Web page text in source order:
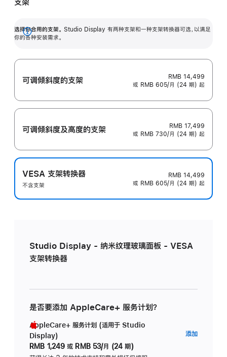
选择你合用的支架。 Studio Display 有两种支架和一种支架转换器可选，以满足
你的各种安装需求。
展
可调倾斜度的支架
RMB 14,499
或 RMB 605/月 (24 期) 起
可调倾斜度及高‍度的支‍架
RMB 17,499
或 RMB 730/月 (24 期) 起
VESA 支架转换器
不含支架
RMB 14,499
或 RMB 605/月 (24 期) 起
Studio Display - 纳米纹理玻璃面板 - VESA
支架转换器
是否要添加 AppleCare+ 服务计划？
AppleCare+ 服务计划 (适用于 Studio
Display)
RMB 1,249 或 RMB 53/月 (24 期)
添加